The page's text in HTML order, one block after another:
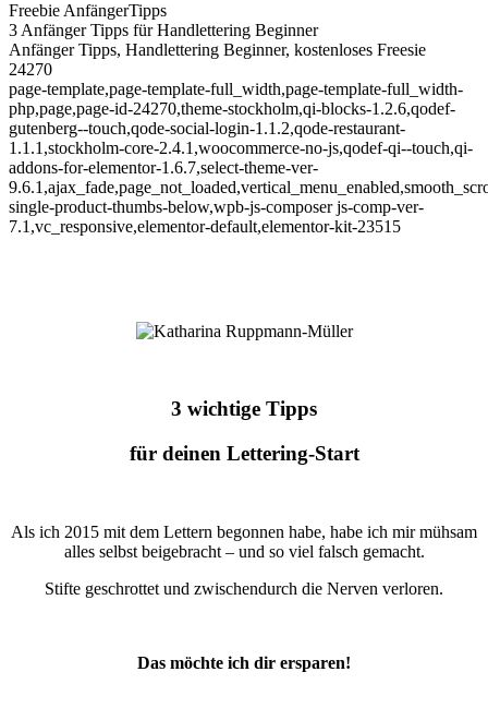
Freebie AnfängerTipps
3 Anfänger Tipps für Handlettering Beginner
Anfänger Tipps, Handlettering Beginner, kostenloses Freesie
24270
page-template,page-template-full_width,page-template-full_width-
php,page,page-id-24270,theme-stockholm,qi-blocks-1.2.6,qodef-
gutenberg--touch,qode-social-login-1.1.2,qode-restaurant-
1.1.1,stockholm-core-2.4.1,woocommerce-no-js,qodef-qi--touch,qi-
addons-for-elementor-1.6.7,select-theme-ver-
single-product-thumbs-below,wpb-js-composer js-comp-ver-
7.1,vc_responsive,elementor-default,elementor-kit-23515
3 wichtige Tipps
für deinen Lettering-Start
Als ich 2015 mit dem Lettern begonnen habe, habe ich mir mühsam
alles selbst beigebracht – und so viel falsch gemacht.
Stifte geschrottet und zwischendurch die Nerven verloren.
Das möchte ich dir ersparen!